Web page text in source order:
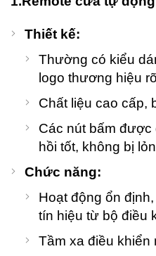
Thiết kế:
Thường có kiểu
logo thương hiệu
Chất liệu cao cấp,
Các nút bấm được
hồi tốt, không bị
Chức năng:
Hoạt động ổn
tín hiệu từ bộ điều
Tầm xa điều khiển